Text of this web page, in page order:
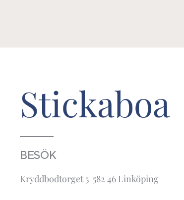
Stickaboa
BESÖK
Kryddbodtorget 5 582 46 Linköping